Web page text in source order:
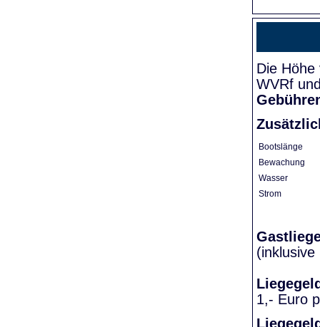
Die
WVRf
Bootslänge
Bewachung
Wasser
Strom
1,- Euro